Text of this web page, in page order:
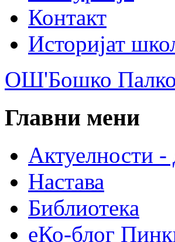
Контакт
Историјат
ОШ'Бошко
Главни мени
Актуелности
Настава
Библиотека
еКо-блог